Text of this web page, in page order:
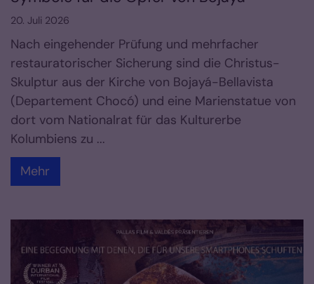
20. Juli 2026
Nach eingehender Prüfung und mehrfacher
restauratorischer Sicherung sind die Christus-
Skulptur aus der Kirche von Bojayá-Bellavista
(Departement Chocó) und eine Marienstatue von
dort vom Nationalrat für das Kulturerbe
Kolumbiens zu ...
Mehr